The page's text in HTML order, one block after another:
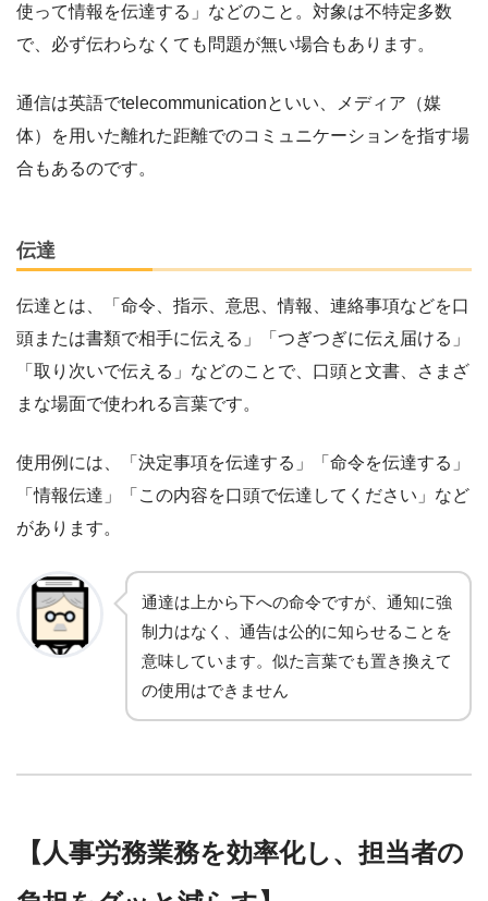
使って情報を伝達する」などのこと。対象は不特定多数
で、必ず伝わらなくても問題が無い場合もあります。
通信は英語でtelecommunicationといい、メディア（媒
体）を用いた離れた距離でのコミュニケーションを指す場
合もあるのです。
伝達
伝達とは、「命令、指示、意思、情報、連絡事項などを口
頭または書類で相手に伝える」「つぎつぎに伝え届ける」
「取り次いで伝える」などのことで、口頭と文書、さまざ
まな場面で使われる言葉です。
使用例には、「決定事項を伝達する」「命令を伝達する」
「情報伝達」「この内容を口頭で伝達してください」など
があります。
通達は上から下への命令ですが、通知に強
制力はなく、通告は公的に知らせることを
意味しています。似た言葉でも置き換えて
の使用はできません
【人事労務業務を効率化し、担当者の